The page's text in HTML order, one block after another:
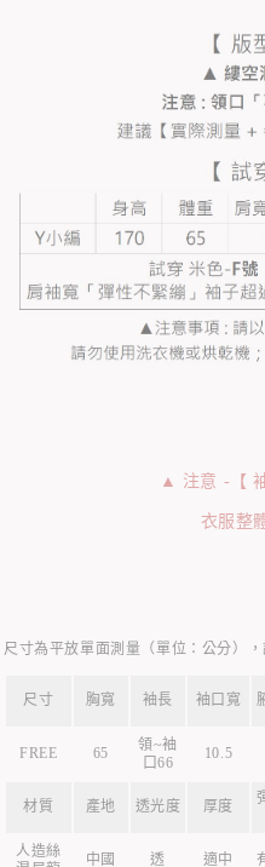
▲ 注意 -【
衣服整
尺寸為平放單面測量（單位：公分）
尺寸 胸寬 袖長 袖口寬
FREE 65
領~袖
口66
10.5
材質 產地 透光度 厚度
人造絲
中國 透 適中